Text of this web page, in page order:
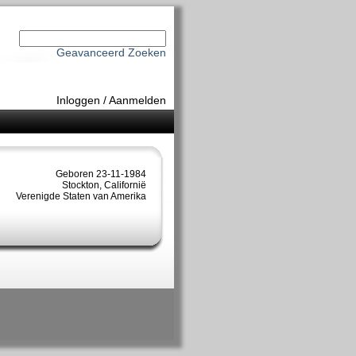
Geavanceerd Zoeken
Inloggen /Aanmelden
Geboren 23-11-1984
Stockton, Californië
Verenigde Staten van Amerika